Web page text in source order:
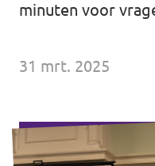
minuten voor
31 mrt. 2025